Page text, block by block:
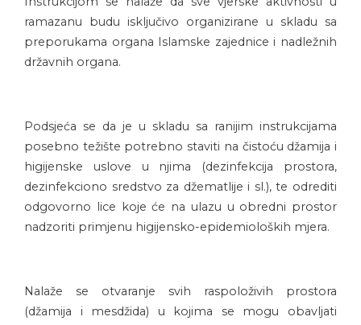
ramazanu budu isključivo organizirane u skladu sa
preporukama organa Islamske zajednice i nadležnih
državnih organa.
Podsjeća se da je u skladu sa ranijim instrukcijama
posebno težište potrebno staviti na čistoću džamija i
higijenske uslove u njima (dezinfekcija prostora,
dezinfekciono sredstvo za džematlije i sl.), te odrediti
odgovorno lice koje će na ulazu u obredni prostor
nadzoriti primjenu higijensko-epidemioloških mjera.
Nalaže se otvaranje svih raspoloživih prostora
(džamija i mesdžida) u kojima se mogu obavljati